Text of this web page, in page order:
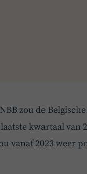
zou de
kwartaal van
vanaf 2023 weer